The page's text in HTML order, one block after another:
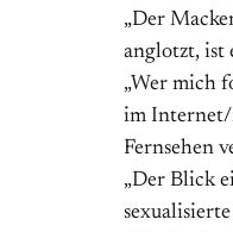
„Der
anglotzt, ist
„Wer mich
im
Fernsehen
„Der Blick